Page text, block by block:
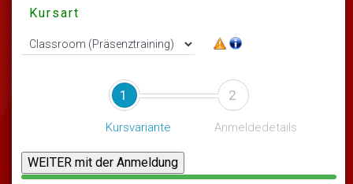
Kursart
1
Kursvariante
2
Anmeldedetails